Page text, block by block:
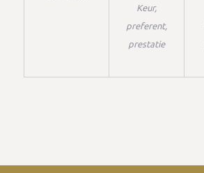
Keur,
preferent,
prestatie